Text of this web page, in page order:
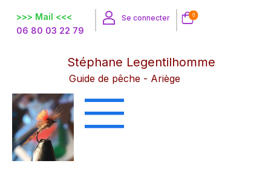
>>> Mail <<<
06 80 03 22 79
Se connecter 0
Stéphane Legentilhomme
Guide de pêche - Ariège